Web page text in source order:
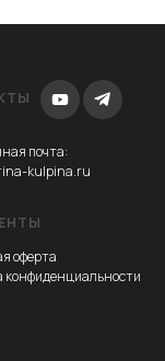
почта:
kulpina.ru
оферта
конфиденциальности